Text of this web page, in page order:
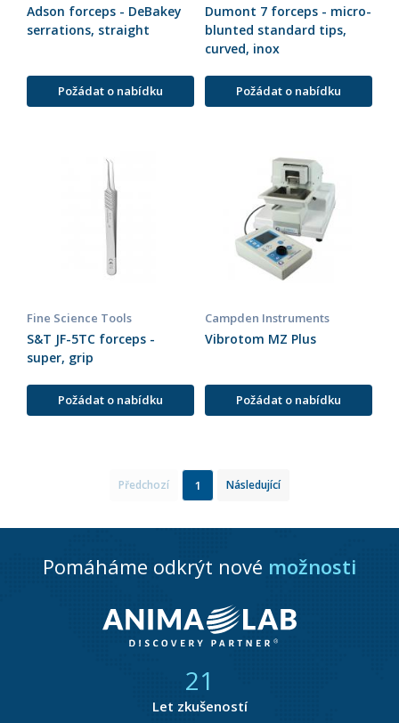
Adson forceps - DeBakey
serrations, straight
Požádat o nabídku
Dumont 7 forceps - micro-
blunted standard tips,
curved, inox
Požádat o nabídku
Fine Science Tools
S&T JF-5TC forceps -
super, grip
Požádat o nabídku
Campden Instruments
Vibrotom MZ Plus
Požádat o nabídku
Předchozí 1 Následující
Pomáháme odkrýt nové možnosti
21
Let zkušeností